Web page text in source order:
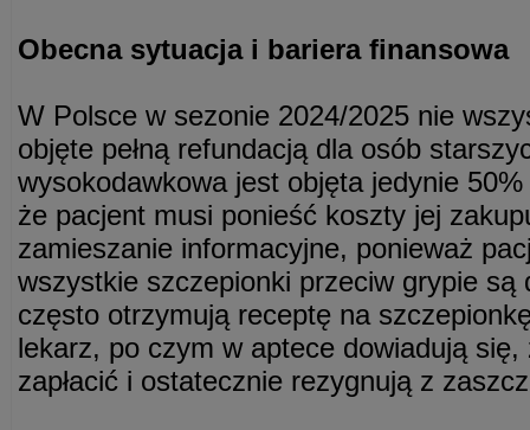
Obecna sytuacja i bariera finansowa
W Polsce w sezonie 2024/2025 nie
objęte pełną refundacją dla osób
wysokodawkowa jest objęta jedynie
że pacjent musi ponieść koszty jej
zamieszanie informacyjne, ponieważ
wszystkie szczepionki przeciw grypie są
często otrzymują receptę na
lekarz, po czym w aptece dowiadują
zapłacić i ostatecznie rezygnują z